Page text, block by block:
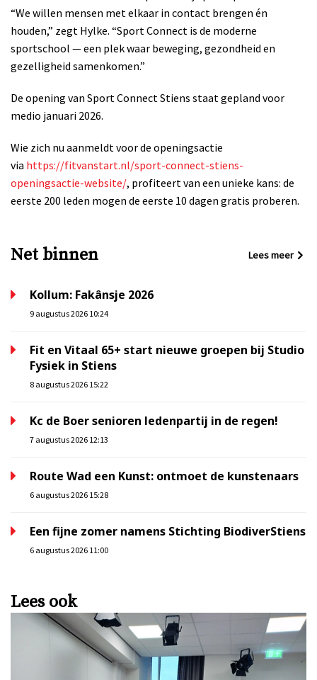
“We willen mensen met elkaar in contact brengen én
houden,” zegt Hylke. “Sport Connect is de moderne
sportschool — een plek waar beweging, gezondheid en
gezelligheid samenkomen.”
De opening van Sport Connect Stiens staat gepland voor
medio januari 2026.
Wie zich nu aanmeldt voor de openingsactie
via https://fitvanstart.nl/sport-connect-stiens-
openingsactie-website/, profiteert van een unieke kans: de
eerste 200 leden mogen de eerste 10 dagen gratis proberen.
Net binnen Lees meer
Kollum: Fakânsje 2026
9 augustus 2026 10:24
Fit en Vitaal 65+ start nieuwe groepen bij Studio
Fysiek in Stiens
8 augustus 2026 15:22
Kc de Boer senioren ledenpartij in de regen!
7 augustus 2026 12:13
Route Wad een Kunst: ontmoet de kunstenaars
6 augustus 2026 15:28
Een fijne zomer namens Stichting BiodiverStiens
6 augustus 2026 11:00
Lees ook